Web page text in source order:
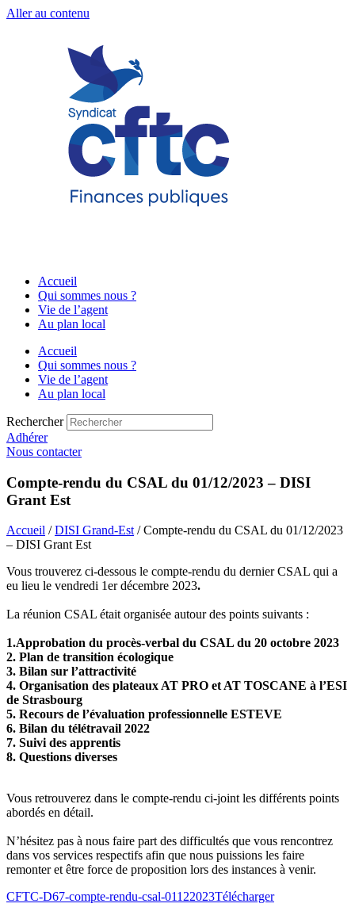
Aller au contenu
Accueil
Qui sommes nous ?
Vie de l’agent
Au plan local
Accueil
Qui sommes nous ?
Vie de l’agent
Au plan local
Rechercher
Adhérer
Nous contacter
Compte-rendu du CSAL du 01/12/2023 – DISI
Grant Est
Accueil /DISI Grand-Est/ Compte-rendu du CSAL du 01/12/2023
– DISI Grant Est
Vous trouverez ci-dessous le compte-rendu du dernier CSAL qui a
eu lieu le vendredi 1er décembre 2023.
La réunion CSAL était organisée autour des points suivants :
1.Approbation du procès-verbal du CSAL du 20 octobre 2023
2. Plan de transition écologique
3. Bilan sur l’attractivité
4. Organisation des plateaux AT PRO et AT TOSCANE à l’ESI
de Strasbourg
5. Recours de l’évaluation professionnelle ESTEVE
6. Bilan du télétravail 2022
7. Suivi des apprentis
8. Questions diverses
Vous retrouverez dans le compte-rendu ci-joint les différents points
abordés en détail.
N’hésitez pas à nous faire part des difficultés que vous rencontrez
dans vos services respectifs afin que nous puissions les faire
remonter et être force de proposition lors des instances à venir.
CFTC-D67-compte-rendu-csal-01122023Télécharger